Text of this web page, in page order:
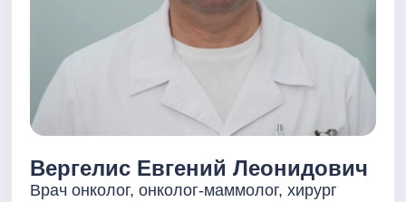
Вергелис Евгений Леонидович
Врач онколог, онколог-маммолог, хирург